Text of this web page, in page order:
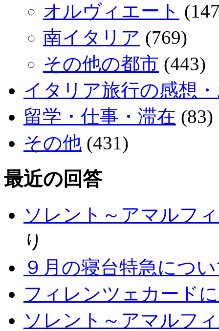
オルヴィエート
南イタリア (769)
その他の都市 (443)
イタリア旅行の感想
留学・仕事・滞在 (83)
その他 (431)
最近の回答
ソレント～アマルフ
り
９月の寝台特急につ
フィレンツェカード
ソレント～アマルフ